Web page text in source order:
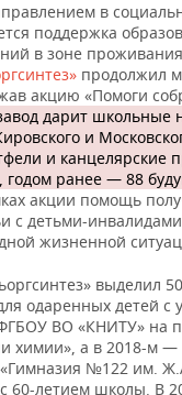
в
поддержка
в зоне
продолжил
акцию «Помоги
дарит школьные
и
и канцелярские
годом ранее — 88
акции помощь
с детьми-
жизненной
выделил
одаренных детей с
ВО «КНИТУ» на
химии», а в 2018-м
№122 им.
60-летием школы. В